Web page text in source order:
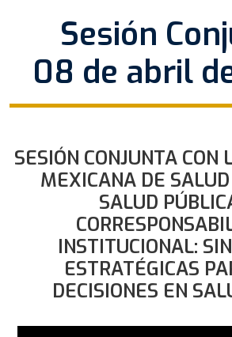
Sesión
08 de abril
SESIÓN CONJUNTA CON
MEXICANA DE
SALUD
INSTITUCIONAL:
ESTRATÉGICAS
DECISIONES EN